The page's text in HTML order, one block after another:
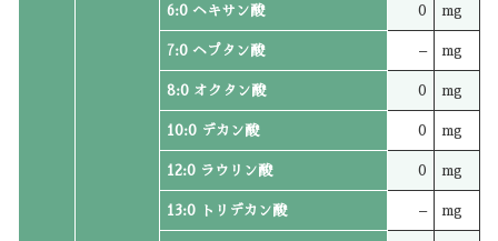
6:0 ヘキサン酸 0 mg
7:0 ヘプタン酸 – mg
8:0 オクタン酸 0 mg
10:0 デカン酸 0 mg
12:0 ラウリン酸 0 mg
13:0 トリデカン酸 – mg